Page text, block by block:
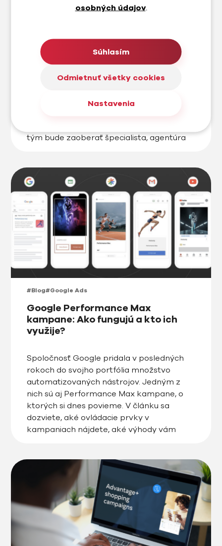
Koľko stojí SEO?
Častá otázka z dopytov z formulárov na
webstránke, ale aj klientov našej
To koľko zaplatíte za SEO služby a
tým bude zaoberať špecialista, agentúra
#Blog#Google Ads
Google Performance Max
kampane: Ako fungujú a kto ich
využije?
Spoločnosť Google pridala v posledných
rokoch do svojho portfólia množstvo
automatizovaných nástrojov. Jedným z
nich sú aj Performance Max kampane, o
ktorých si dnes povieme. V článku sa
dozviete, aké ovládacie prvky v
kampaniach nájdete, aké výhody vám
osobných údajov.
Súhlasím
Odmietnuť všetky cookies
Nastavenia